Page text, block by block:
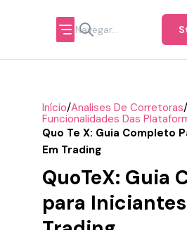
Início/Analises De Corretoras/
Funcionalidades Das
Quo Te X: Guia Completo
Em Trading
QuoTeX: Guia
para